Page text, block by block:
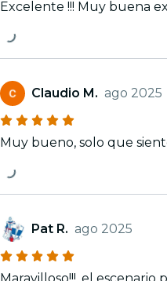
Excelente !!! Muy buena
Claudio M. ago 2025
Muy bueno, solo que
Pat R. ago 2025